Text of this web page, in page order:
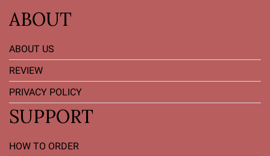
ABOUT
ABOUT US
REVIEW
PRIVACY POLICY
SUPPORT
HOW TO ORDER